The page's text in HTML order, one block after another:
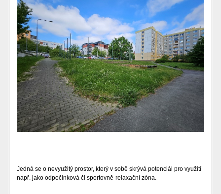
Jedná se o nevyužitý prostor, který v sobě skrývá potenciál pro využití
např. jako odpočinková či sportovně-relaxační zóna.